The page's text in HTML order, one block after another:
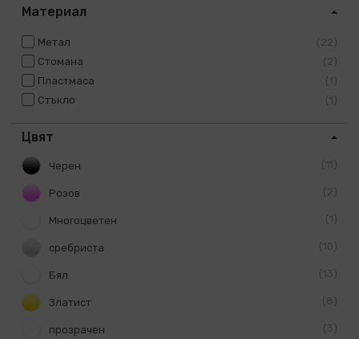
Материал
Метал
Стомана
Пластмаса
Стъкло
Цвят
Черен
Розов
Многоцветен
сребриста
Бял
Златист
прозрачен